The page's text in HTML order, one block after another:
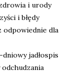
i urody
i błędy
odpowiednie dla
jadłospis